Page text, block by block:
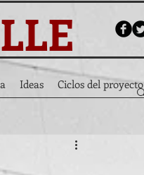
Ideas Ciclos del proyecto